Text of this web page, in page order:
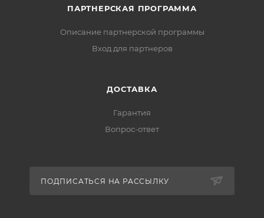
ПАРТНЕРСКАЯ ПРОГРАММА
Описание партнерской программы
Вход для партнеров
ДОСТАВКА
Гарантия
Вопрос-ответ
ПОДПИСАТЬСЯ НА РАССЫЛКУ